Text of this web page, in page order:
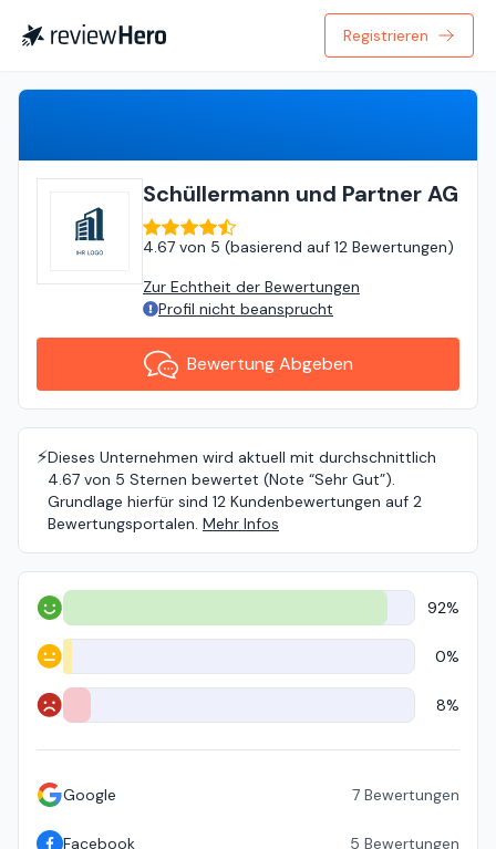
Registrieren
Schüllermann und Partner AG
4.67 von 5 (basierend auf 12 Bewertungen)
Zur Echtheit der Bewertungen
Profil nicht beansprucht
Bewertung Abgeben
⚡️Dieses Unternehmen wird aktuell mit durchschnittlich
4.67 von 5 Sternen bewertet (Note “Sehr Gut”).
Grundlage hierfür sind 12 Kundenbewertungen auf 2
Bewertungsportalen. Mehr Infos
Positiv 92%
Neutral 0%
Negativ 8%
Google 7 Bewertungen
Facebook 5 Bewertungen